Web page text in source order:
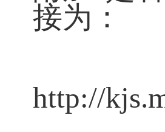
接为：
http://